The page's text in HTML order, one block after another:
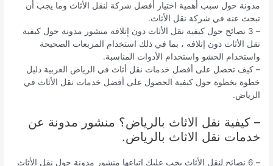
مدونة حول سبب أهمية اختيار أفضل شركة لنقل الأثاث وما يجب أن
تبحث عنه في شركة نقل الأثاث.
– 3 نصائح حول كيفية نقل الأثاث دون إتلافه منشور مدونة حول كيفية
نقل الأثاث دون إتلافه ، بما في ذلك استخدام المربعات الصحيحة
واستخدام الحشو واستخدام الأدوات المناسبة.
– كيف تحصل على أفضل خدمات نقل أثاث في الرياض العربية دليل
خطوة بخطوة حول كيفية الحصول على أفضل خدمات نقل الأثاث في
الرياض.
– كيفية نقل الاثاث بالرياض؟ منشور مدونة عن
خدمات نقل الاثاث بالرياض.
– 6 نصائح لنقل الأثاث يجب عليك اتباعها منشور مدونة حول نقل الأثاث